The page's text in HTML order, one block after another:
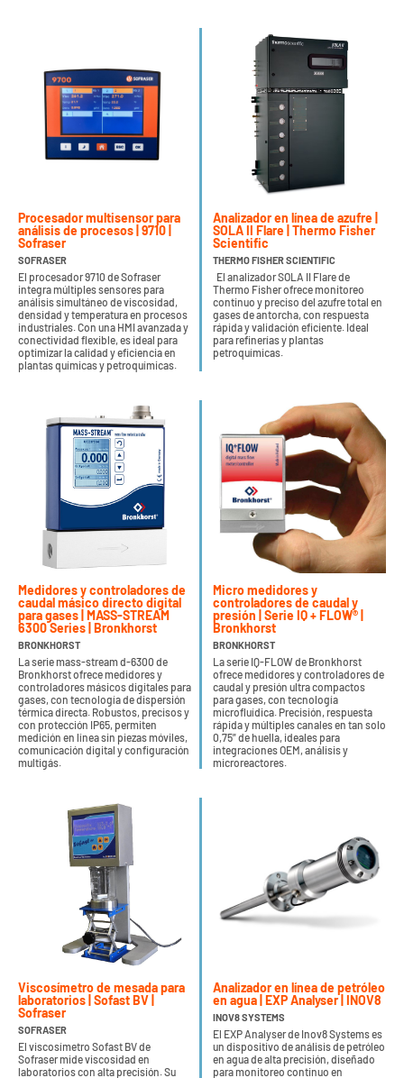
Procesador multisensor para
análisis de procesos | 9710 |
Sofraser
SOFRASER
El procesador 9710 de Sofraser
integra múltiples sensores para
análisis simultáneo de viscosidad,
densidad y temperatura en procesos
industriales. Con una HMI avanzada y
conectividad flexible, es ideal para
optimizar la calidad y eficiencia en
plantas químicas y petroquímicas.
Analizador en línea de azufre |
SOLA II Flare | Thermo Fisher
Scientific
THERMO FISHER SCIENTIFIC
El analizador SOLA II Flare de
Thermo Fisher ofrece monitoreo
continuo y preciso del azufre total en
gases de antorcha, con respuesta
rápida y validación eficiente. Ideal
para refinerías y plantas
petroquímicas.
Medidores y controladores de
caudal másico directo digital
para gases | MASS-STREAM
6300 Series | Bronkhorst
BRONKHORST
La serie mass-stream d-6300 de
Bronkhorst ofrece medidores y
controladores másicos digitales para
gases, con tecnología de dispersión
térmica directa. Robustos, precisos y
con protección IP65, permiten
medición en línea sin piezas móviles,
comunicación digital y configuración
multigás.
Micro medidores y
controladores de caudal y
presión | Serie IQ + FLOW® |
Bronkhorst
BRONKHORST
La serie IQ-FLOW de Bronkhorst
ofrece medidores y controladores de
caudal y presión ultra compactos
para gases, con tecnología
microfluídica. Precisión, respuesta
rápida y múltiples canales en tan solo
0,75” de huella, ideales para
integraciones OEM, análisis y
microreactores.
Viscosímetro de mesada para
laboratorios | Sofast BV |
Sofraser
SOFRASER
El viscosímetro Sofast BV de
Sofraser mide viscosidad en
laboratorios con alta precisión. Su
Analizador en línea de petróleo
en agua | EXP Analyser | INOV8
INOV8 SYSTEMS
El EXP Analyser de Inov8 Systems es
un dispositivo de análisis de petróleo
en agua de alta precisión, diseñado
para monitoreo continuo en